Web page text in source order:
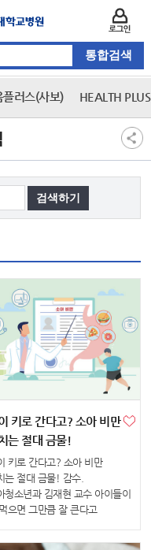
플러스(사보) HEALTH
키로 간다고? 소아 비만
는 절대 금물!
키로 간다고? 소아 비만
는 절대 금물! 감수.
청소년과 김재현 교수 아이들이
으면 그만큼 잘 큰다고
분을 골고루 섭취해 건강한